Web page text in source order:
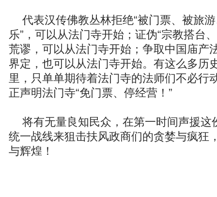
代表汉传佛教丛林拒绝“被门票、被旅
乐”，可以从法门寺开始；证伪“宗教搭台
荒谬，可以从法门寺开始；争取中国庙产
界定，也可以从法门寺开始。有这么多历
里，只单单期待着法门寺的法师们不必
正声明法门寺“免门票、停经营！”
将有无量良知民众，在第一时间声援这
统一战线来狙击扶风政商们的贪婪与疯狂
与辉煌！